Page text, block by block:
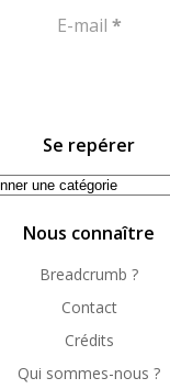
E-mail *
Se repérer
Nous connaître
Breadcrumb ?
Contact
Crédits
Qui sommes-nous ?